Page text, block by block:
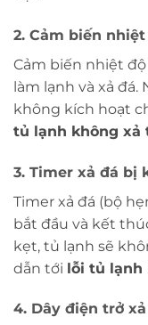
2. Cảm biến
Cảm biến nhiệt
làm lạnh và xả đá.
không kích hoạt
tủ lạnh không xả
3. Timer xả đá bị
Timer xả đá (bộ
bắt đầu và kết
kẹt, tủ lạnh sẽ
dẫn tới lỗi tủ lạnh
4. Dây điện trở